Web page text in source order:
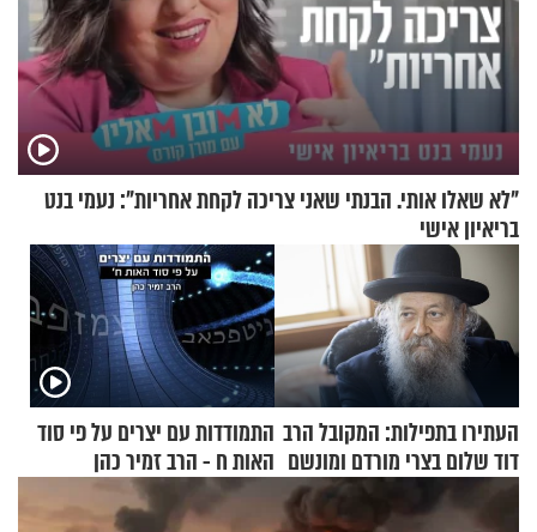
"לא שאלו אותי. הבנתי שאני צריכה לקחת אחריות": נעמי בנט
בריאיון אישי
העתירו בתפילות: המקובל הרב
דוד שלום בצרי מורדם ומונשם
התמודדות עם יצרים על פי סוד
האות ח - הרב זמיר כהן